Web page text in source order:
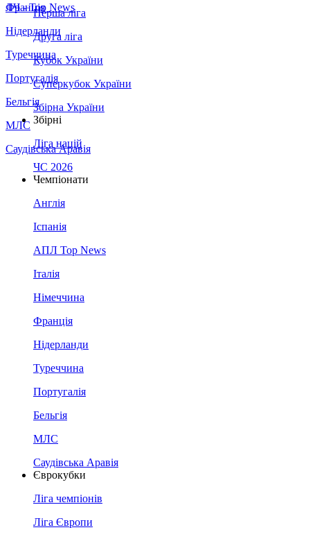
Франція
Нідерланди
Туреччина
Португалія
Бельгія
МЛС
Саудівська Аравія
ЛЧ - Top News
Перша ліга
Друга ліга
Кубок України
Суперкубок України
Збірна України
Збірні
Ліга націй
ЧС 2026
Чемпіонати
Англія
Іспанія
АПЛ Top News
Італія
Німеччина
Франція
Нідерланди
Туреччина
Португалія
Бельгія
МЛС
Саудівська Аравія
Єврокубки
Ліга чемпіонів
Ліга Європи